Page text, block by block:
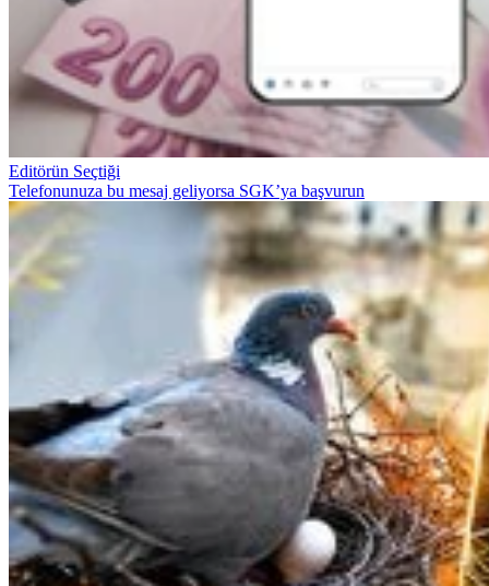
Editörün Seçtiği
Telefonunuza bu mesaj geliyorsa SGK’ya başvurun